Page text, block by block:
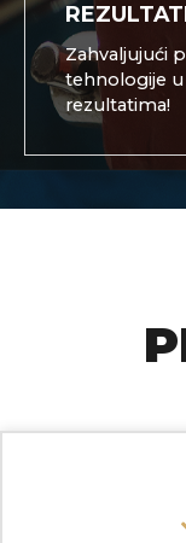
Zahvaljujući
tehnologije u
rezultatima!